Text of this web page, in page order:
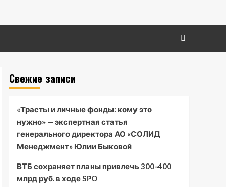
Свежие записи
«Трасты и личные фонды: кому это
нужно» — экспертная статья
генерального директора АО «СОЛИД
Менеджмент» Юлии Быковой
ВТБ сохраняет планы привлечь 300-400
млрд руб. в ходе SPO